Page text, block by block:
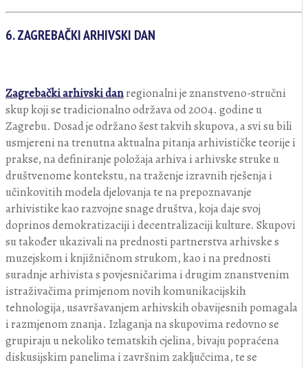
6. ZAGREBAČKI ARHIVSKI DAN
Zagrebački arhivski danregionalni je znanstveno-stručni
skup koji se tradicionalno održava od 2004. godine u
Zagrebu. Dosad je održano šest takvih skupova, a svi su bili
usmjereni na trenutna aktualna pitanja arhivističke teorije i
prakse, na definiranje položaja arhiva i arhivske struke u
društvenome kontekstu, na traženje izravnih rješenja i
učinkovitih modela djelovanja te na prepoznavanje
arhivistike kao razvojne snage društva, koja daje svoj
doprinos demokratizaciji i decentralizaciji kulture. Skupovi
su također ukazivali na prednosti partnerstva arhivske s
muzejskom i knjižničnom strukom, kao i na prednosti
suradnje arhivista s povjesničarima i drugim znanstvenim
istraživačima primjenom novih komunikacijskih
tehnologija, usavršavanjem arhivskih obavijesnih pomagala
i razmjenom znanja. Izlaganja na skupovima redovno se
grupiraju u nekoliko tematskih cjelina, bivaju popraćena
diskusijskim panelima i završnim zaključcima, te se